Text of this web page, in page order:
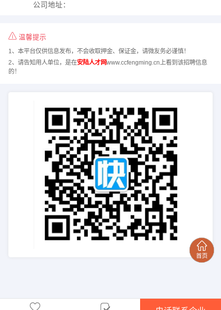
公司地址：
温馨提示
1、本平台仅供信息发布，不会收取押金、保证金，请微友务必谨慎！
2、请告知用人单位，是在安陆人才网www.ccfengming.cn上看到该招聘信息
的！